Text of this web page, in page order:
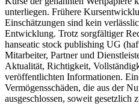
unterliegen. Frühere
Einschätzungen sind kein
Entwicklung. Trotz sorgfältiger
hanseatic stock publishing UG
Mitarbeiter, Partner und
Aktualität, Richtigkeit,
veröffentlichten Informationen.
Vermögensschäden, die aus der
ausgeschlossen, soweit gesetzlich